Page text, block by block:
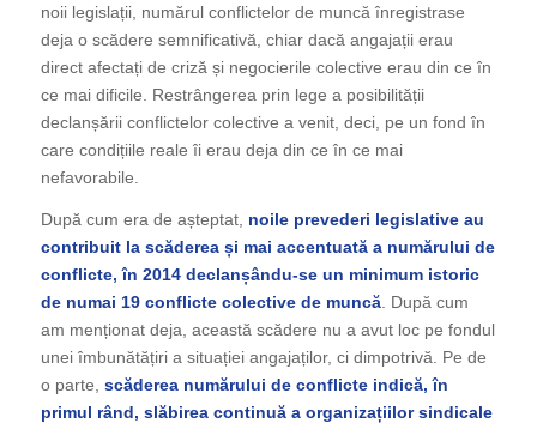
noii legislații, numărul conflictelor de muncă înregistrase
deja o scădere semnificativă, chiar dacă angajații erau
direct afectați de criză și negocierile colective erau din ce în
ce mai dificile. Restrângerea prin lege a posibilității
declanșării conflictelor colective a venit, deci, pe un fond în
care condițiile reale îi erau deja din ce în ce mai
nefavorabile.
După cum era de așteptat, noile prevederi legislative au
contribuit la scăderea și mai accentuată a numărului de
conflicte, în 2014 declanșându-se un minimum istoric
de numai 19 conflicte colective de muncă. După cum
am menționat deja, această scădere nu a avut loc pe fondul
unei îmbunătățiri a situației angajaților, ci dimpotrivă. Pe de
o parte, scăderea numărului de conflicte indică, în
primul rând, slăbirea continuă a organizațiilor sindicale